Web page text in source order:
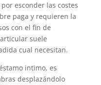
esconder las costes
paga y requieren la
con el fin de
suele
cual necesitan.
intimo, es
desplazándolo